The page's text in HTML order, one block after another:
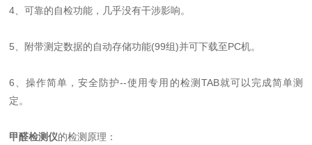
4、可靠的自检功能，几乎没有干涉影响。
5、附带测定数据的自动存储功能(99组)并可下载至PC机。
6、操作简单，安全防护--使用专用的检测TAB就可以完成简单测
定。
甲醛检测仪的检测原理：